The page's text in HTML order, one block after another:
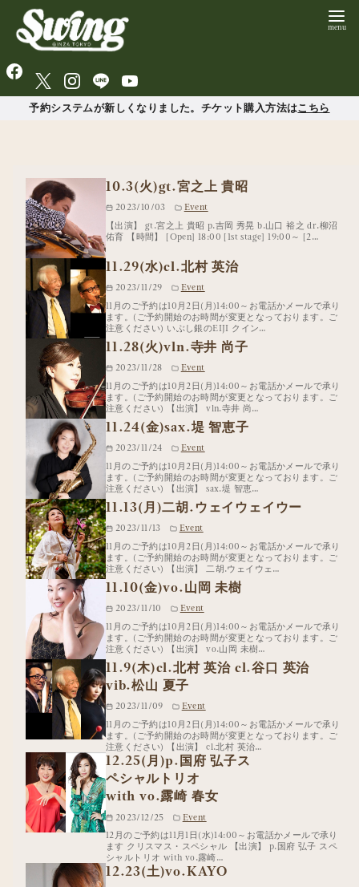
予約システムが新しくなりました。チケット購入方法はこちら
10.3(火)gt.宮之上 貴昭
2023/10/03
Event
【出演】 gt.宮之上 貴昭 p.吉岡 秀晃 b.山口 裕之 dr.柳沼
佑育 【時間】 [Open] 18:00 [1st stage] 19:00～ [2…
11.29(水)cl.北村 英治
2023/11/29
Event
11月のご予約は10月2日(月)14:00～お電話かメールで承り
ます。(ご予約開始のお時間が変更となっております。ご
注意ください) いぶし銀のEIJI クイン…
11.28(火)vln.寺井 尚子
2023/11/28
Event
11月のご予約は10月2日(月)14:00～お電話かメールで承り
ます。(ご予約開始のお時間が変更となっております。ご
注意ください) 【出演】 vln.寺井 尚…
11.24(金)sax.堤 智恵子
2023/11/24
Event
11月のご予約は10月2日(月)14:00～お電話かメールで承り
ます。(ご予約開始のお時間が変更となっております。ご
注意ください) 【出演】 sax.堤 智恵…
11.13(月)二胡.ウェイウェイウー
2023/11/13
Event
11月のご予約は10月2日(月)14:00～お電話かメールで承り
ます。(ご予約開始のお時間が変更となっております。ご
注意ください) 【出演】 二胡.ウェイウェ…
11.10(金)vo.山岡 未樹
2023/11/10
Event
11月のご予約は10月2日(月)14:00～お電話かメールで承り
ます。(ご予約開始のお時間が変更となっております。ご
注意ください) 【出演】 vo.山岡 未樹…
11.9(木)cl.北村 英治 cl.谷口 英治
vib.松山 夏子
2023/11/09
Event
11月のご予約は10月2日(月)14:00～お電話かメールで承り
ます。(ご予約開始のお時間が変更となっております。ご
注意ください) 【出演】 cl.北村 英治…
12.25(月)p.国府 弘子ス
ペシャルトリオ
with vo.露崎 春女
2023/12/25
Event
12月のご予約は11月1日(水)14:00～お電話かメールで承り
ます クリスマス・スペシャル 【出演】 p.国府 弘子 スペ
シャルトリオ with vo.露崎…
12.23(土)vo.KAYO